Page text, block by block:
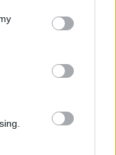
You may click to
party tags to
in below Google